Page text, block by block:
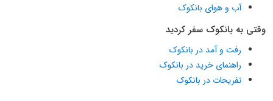
آب و هوای بانکوک
وقتی به بانکوک سفر کردید
رفت و آمد در بانکوک
راهنمای خرید در بانکوک
تفریحات در بانکوک